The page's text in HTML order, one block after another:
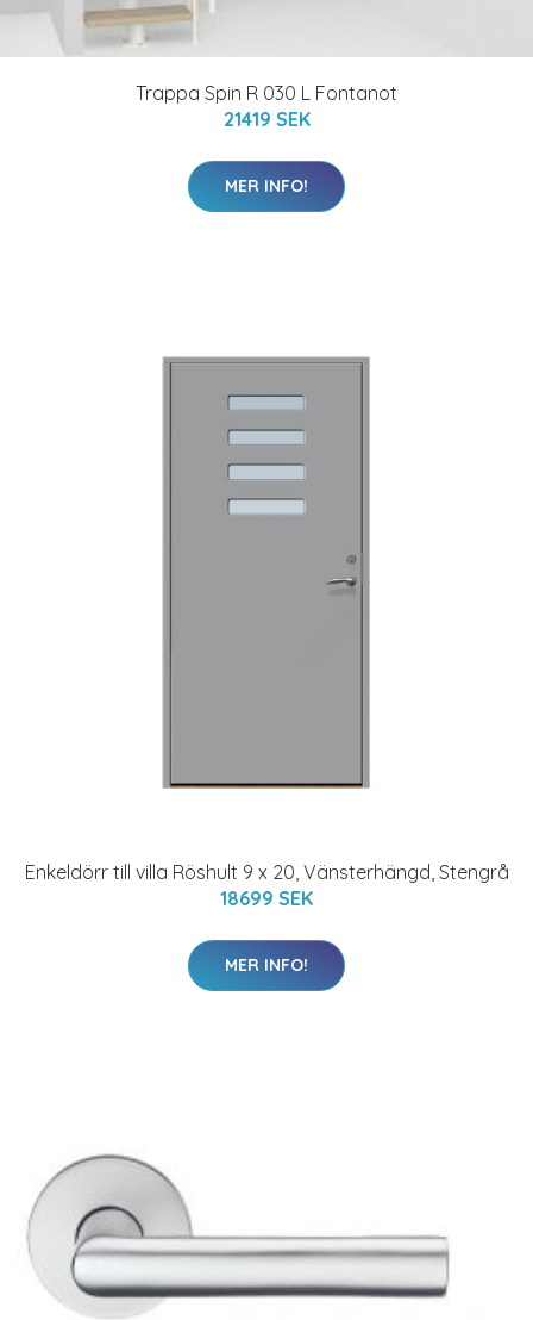
Trappa Spin R 030 L Fontanot
21419 SEK
MER INFO!
Enkeldörr till villa Röshult 9 x 20, Vänsterhängd, Stengrå
18699 SEK
MER INFO!